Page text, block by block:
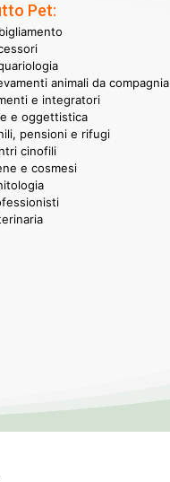
Pet:
animali da compagnia
e integratori
e oggettistica
pensioni e rifugi
cinofili
e cosmesi